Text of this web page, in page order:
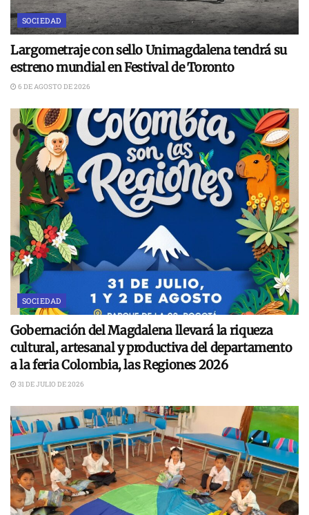
SOCIEDAD
Largometraje con sello Unimagdalena tendrá su
estreno mundial en Festival de Toronto
6 DE AGOSTO DE 2026
SOCIEDAD
Gobernación del Magdalena llevará la riqueza
cultural, artesanal y productiva del departamento
a la feria Colombia, las Regiones 2026
31 DE JULIO DE 2026